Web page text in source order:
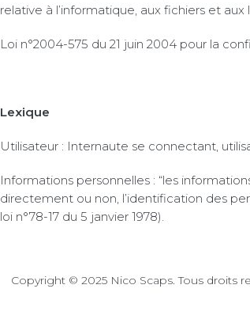
relative à l’informatique, aux fichiers et aux
Loi n°2004-575 du 21 juin 2004 pour la
Lexique
Utilisateur : Internaute se connectant,
Informations personnelles : “les
directement ou non, l’identification des
loi n°78-17 du 5 janvier 1978).
Copyright © 2025 Nico Scaps. Tous droits